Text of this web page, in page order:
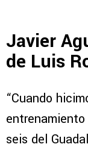
Javier
de Luis
“Cuando
seis del